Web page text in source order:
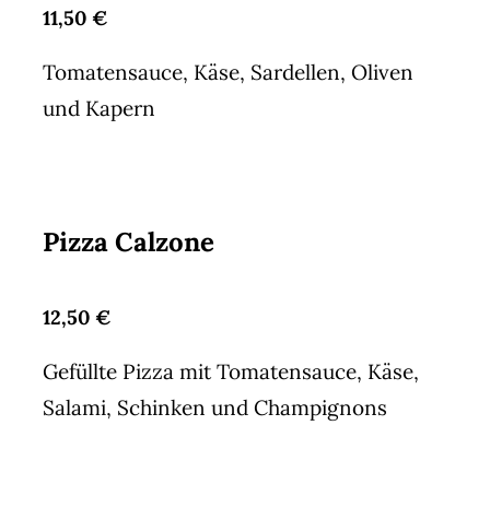
11,50 €
Tomatensauce, Käse, Sardellen, Oliven
und Kapern
Pizza Calzone
12,50 €
Gefüllte Pizza mit Tomatensauce, Käse,
Salami, Schinken und Champignons